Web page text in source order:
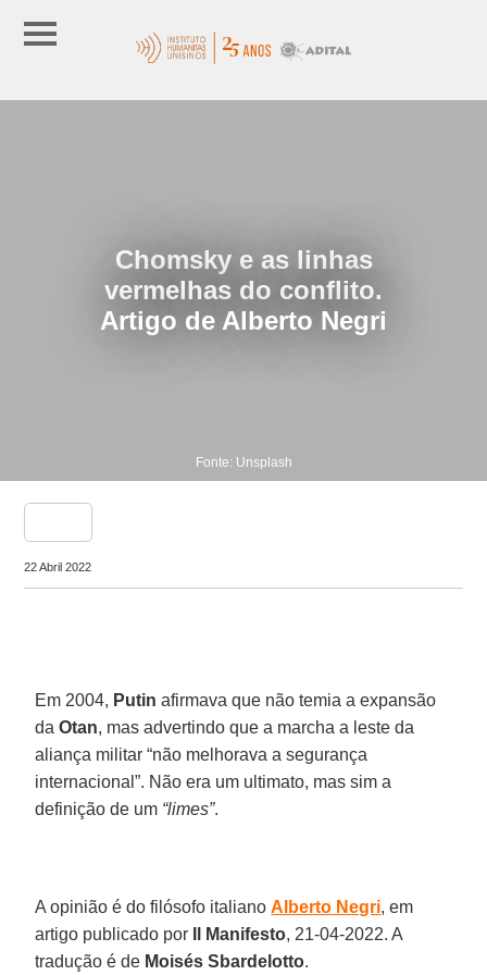
Chomsky e as linhas
vermelhas do conflito.
Artigo de Alberto Negri
Fonte: Unsplash
22 Abril 2022
Em 2004, Putin afirmava que não temia a expansão
daOtan, mas advertindo que a marcha a leste da
aliança militar “não melhorava a segurança
internacional”. Não era um ultimato, mas sim a
definição de um “limes”.
A opinião é do filósofo italianoAlberto Negri, em
artigo publicado por
Il Manifesto, 21-04-2022. A
tradução é de Moisés Sbardelotto.